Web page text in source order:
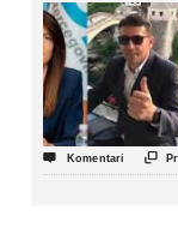
 Komentari 